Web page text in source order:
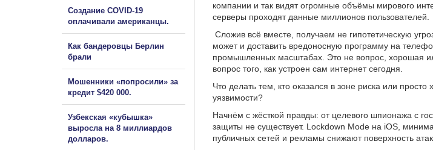
компании и так видят огромные объёмы мирового
серверы проходят данные миллионов пользователей.
Сложив всё вместе, получаем не гипотетическую
может и доставить вредоносную программу на
промышленных масштабах. Это не вопрос, хорошая
вопрос того, как устроен сам интернет сегодня.
Что делать тем, кто оказался в зоне риска или просто
уязвимости?
Начнём с жёсткой правды: от целевого шпионажа с
защиты не существует. Lockdown Mode на iOS,
публичных сетей и рекламы снижают поверхность
Создание COVID-19
оплачивали американцы.
Как бандеровцы Берлин
брали
Мошенники «попросили» за
кредит $420 000.
Узбекская «кубышка»
выросла на 8 миллиардов
долларов.